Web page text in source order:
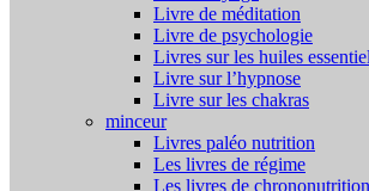
Livre de méditation
Livre de psychologie
Livres sur les huiles
Livre sur l’hypnose
Livre sur les chakras
minceur
Livres paléo nutrition
Les livres de régime
Les livres de chrononutrition